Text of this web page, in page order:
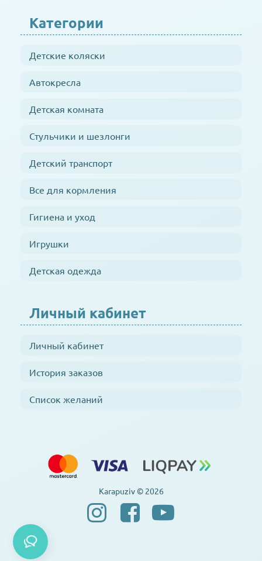
Категории
Детские коляски
Автокресла
Детская комната
Стульчики и шезлонги
Детский транспорт
Все для кормления
Гигиена и уход
Игрушки
Детская одежда
Личный кабинет
Личный кабинет
История заказов
Список желаний
Karapuziv © 2026